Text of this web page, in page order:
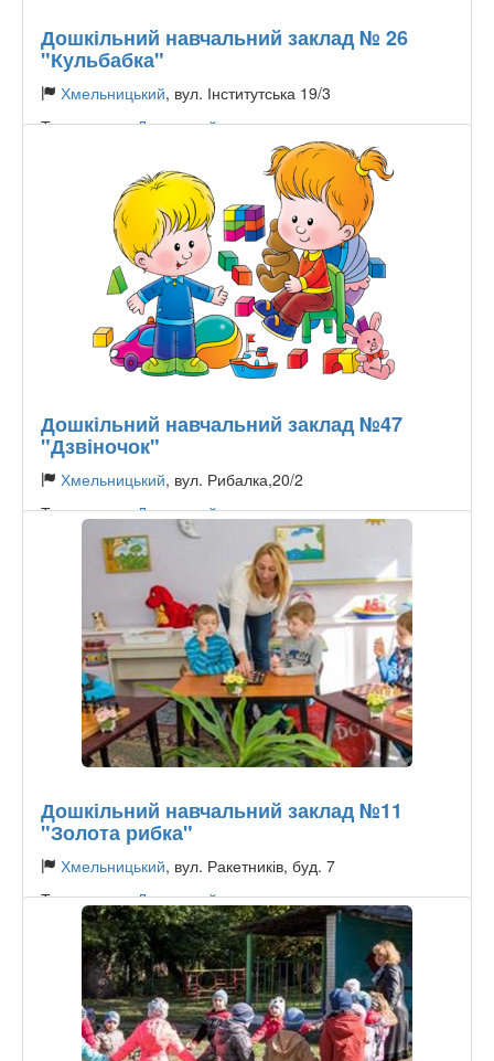
Дошкільний навчальний заклад № 26
"Кульбабка"
Хмельницький, вул. Інститутська 19/3
Тип садочку:Державний
Дошкільний навчальний заклад №47
"Дзвіночок"
Хмельницький, вул. Рибалка,20/2
Тип садочку:Державний
Дошкільний навчальний заклад №11
"Золота рибка"
Хмельницький, вул. Ракетників, буд. 7
Тип садочку:Державний